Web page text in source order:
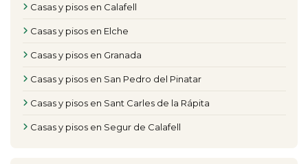
Casas y pisos en Calafell
Casas y pisos en Elche
Casas y pisos en Granada
Casas y pisos en San Pedro del Pinatar
Casas y pisos en Sant Carles de la Rápita
Casas y pisos en Segur de Calafell